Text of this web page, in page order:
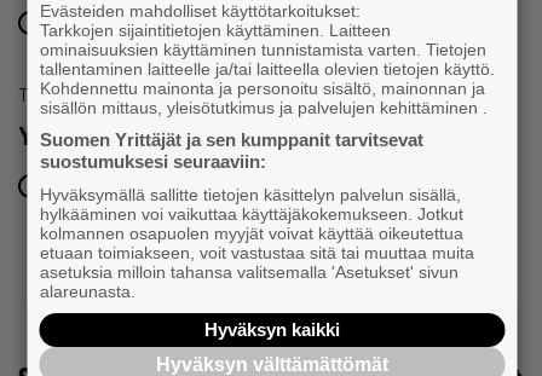
20.8.2026 klo 07:30 – 17:00
Tapahtuma
Yrittäjien saunailta Pälkäneellä
20.8.2026 klo 19:00 – 22:00
KATSO KAIKKI TAPAHTUMAMME
Evästeiden mahdolliset käyttötarkoitukset:
Tarkkojen sijaintitietojen käyttäminen. Laitteen
ominaisuuksien käyttäminen tunnistamista varten. Tietojen
tallentaminen laitteelle ja/tai laitteella olevien tietojen käyttö.
Kohdennettu mainonta ja personoitu sisältö, mainonnan ja
sisällön mittaus, yleisötutkimus ja palvelujen kehittäminen .
Suomen Yrittäjät ja sen kumppanit tarvitsevat
suostumuksesi seuraaviin:
Hyväksymällä sallitte tietojen käsittelyn palvelun sisällä,
hylkääminen voi vaikuttaa käyttäjäkokemukseen. Jotkut
kolmannen osapuolen myyjät voivat käyttää oikeutettua
etuaan toimiakseen, voit vastustaa sitä tai muuttaa muita
asetuksia milloin tahansa valitsemalla 'Asetukset' sivun
alareunasta.
Hyväksyn kaikki
Hyväksyn välttämättömät